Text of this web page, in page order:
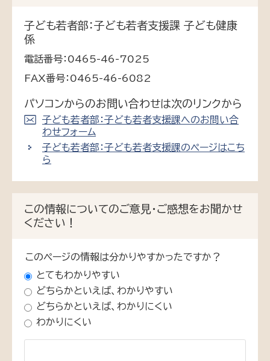
子ども若者部：子ども若者支援課 子ども健康
係
電話番号：0465-46-7025
FAX番号：0465-46-6082
パソコンからのお問い合わせは次のリンクから
子ども若者部：子ども若者支援課へのお問い合
わせフォーム
子ども若者部：子ども若者支援課のページはこち
ら
この情報についてのご意見・ご感想をお聞かせ
ください！
このページの情報は分かりやすかったですか？
とてもわかりやすい
どちらかといえば、わかりやすい
どちらかといえば、わかりにくい
わかりにくい